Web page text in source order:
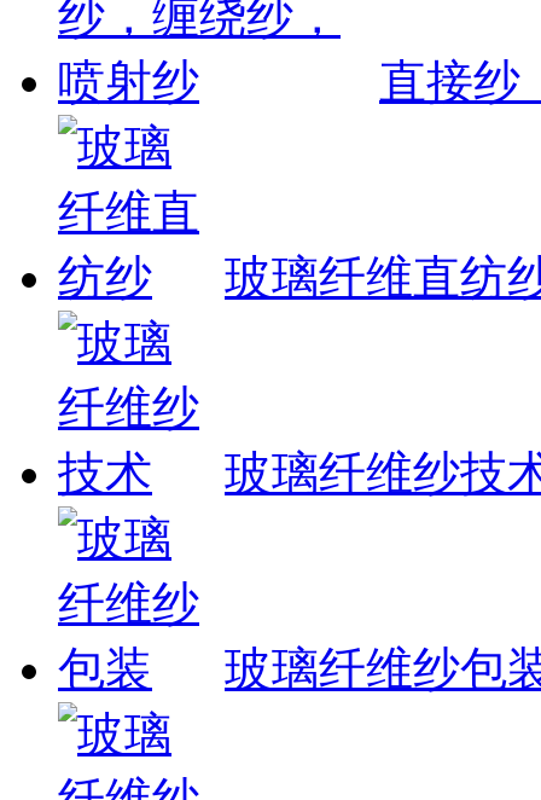
直接纱
玻璃纤维直纺
玻璃纤维纱技
玻璃纤维纱包